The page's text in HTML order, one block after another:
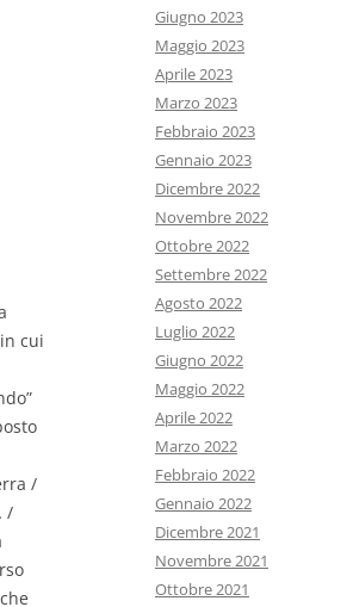
cui
/
/
Giugno 2023
Maggio 2023
Aprile 2023
Marzo 2023
Febbraio 2023
Gennaio 2023
Dicembre 2022
Novembre 2022
Ottobre 2022
Settembre 2022
Agosto 2022
Luglio 2022
Giugno 2022
Maggio 2022
Aprile 2022
Marzo 2022
Febbraio 2022
Gennaio 2022
Dicembre 2021
Novembre 2021
Ottobre 2021